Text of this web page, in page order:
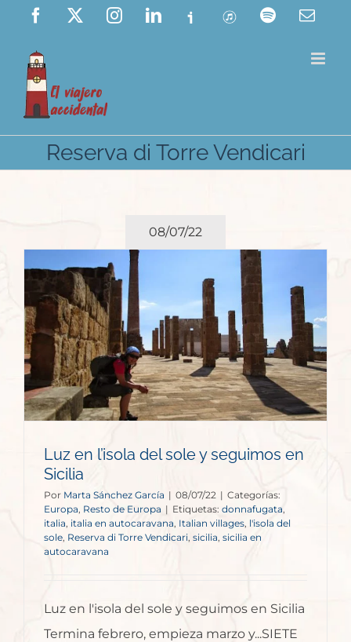
Saltar
contenido
Facebook InstagramLinkedIn
Ivoox ITunes Spotify
Reserva di Torre Vendicari
08/07/22
Luz en l’isola del sole y seguimos en
Sicilia
Por Marta Sánchez García | 08/07/22 | Categorías:
Europa Resto de Europa | Etiquetas: donnafugata,
italia, italia en autocaravana, Italian villages, l'isola del
sole, Reserva di Torre Vendicari, sicilia sicilia en
autocaravana
Luz en l'isola del sole y seguimos en Sicilia
Termina febrero, empieza marzo y...SIETE